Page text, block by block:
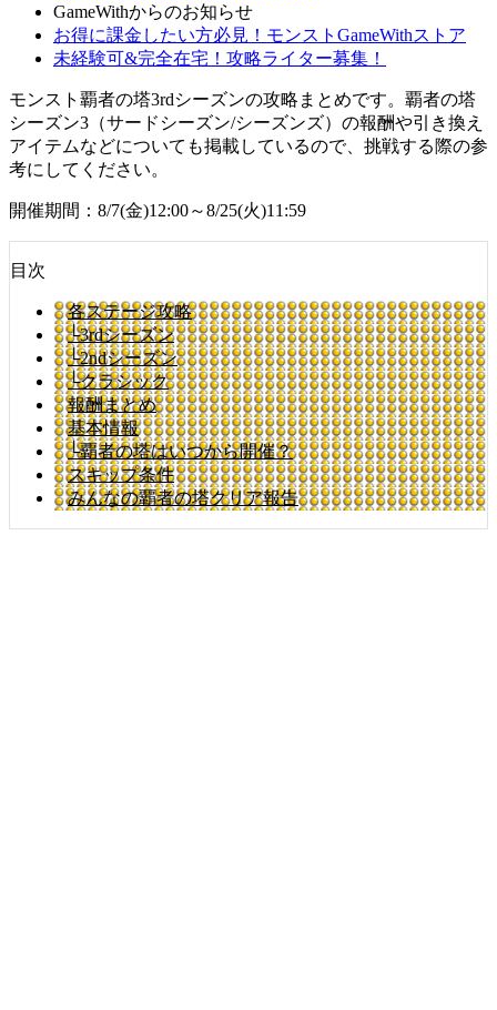
GameWithからのお知らせ
お得に課金したい方必見！モンストGameWithストア
未経験可&完全在宅！攻略ライター募集！
モンスト覇者の塔3rdシーズンの攻略まとめです。覇者の塔
シーズン3（サードシーズン/シーズンズ）の報酬や引き換え
アイテムなどについても掲載しているので、挑戦する際の参
考にしてください。
開催期間：8/7(金)12:00～8/25(火)11:59
目次
各ステージ攻略
└3rdシーズン
└2ndシーズン
└クラシック
報酬まとめ
基本情報
└覇者の塔はいつから開催？
スキップ条件
みんなの覇者の塔クリア報告